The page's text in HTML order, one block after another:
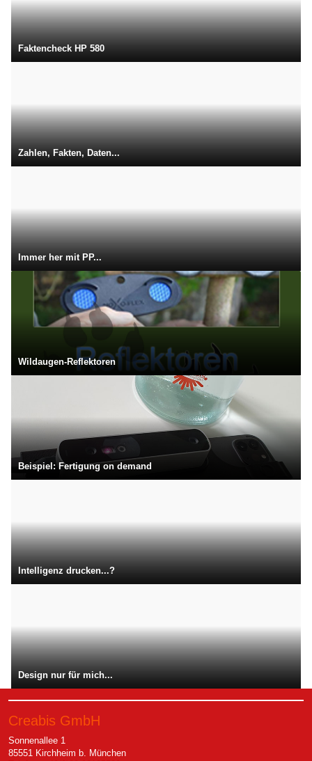
Faktencheck HP 580
Zahlen, Fakten, Daten...
Immer her mit PP...
Wildaugen-Reflektoren
Beispiel: Fertigung on demand
Intelligenz drucken...?
Design nur für mich...
Creabis GmbH
Sonnenallee 1
85551 Kirchheim b. München